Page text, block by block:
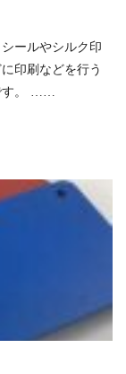
ールやシルク印
印刷などを行う
す。 ……